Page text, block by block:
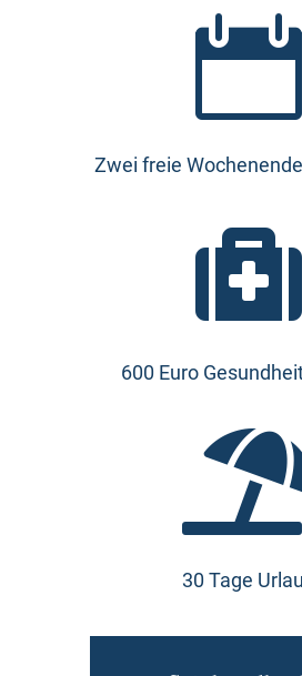

Zwei freie

600 Euro
30 Tage